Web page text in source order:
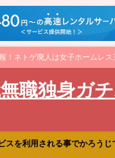
ネトゲ廃人は女子ホームレ
職独身ガ
を利用される事でかろう